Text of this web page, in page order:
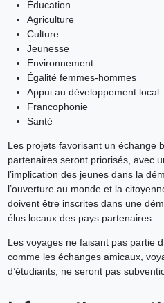
Éducation
Agriculture
Culture
Jeunesse
Environnement
Égalité femmes-hommes
Appui au développement local
Francophonie
Santé
Les projets favorisant un échange
partenaires seront priorisés, avec
l’implication des jeunes dans la
l’ouverture au monde et la
doivent être inscrites dans une
élus locaux des pays partenaires.
Les voyages ne faisant pas partie
comme les échanges amicaux,
d’étudiants, ne seront pas